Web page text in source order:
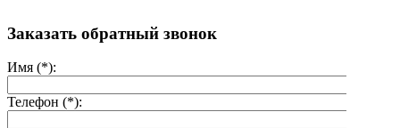
Заказать обратный звонок
Имя (*):
Телефон (*):